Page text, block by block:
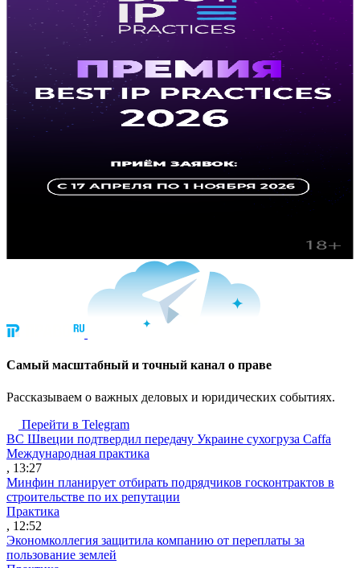
Cамый масштабный и точный канал о праве
Рассказываем о важных деловых и юридических событиях.
Перейти в Telegram
ВС Швеции подтвердил передачу Украине сухогруза Caffa
Международная практика
, 13:27
Минфин планирует отбирать подрядчиков госконтрактов в
строительстве по их репутации
Практика
, 12:52
Экономколлегия защитила компанию от переплаты за
пользование землей